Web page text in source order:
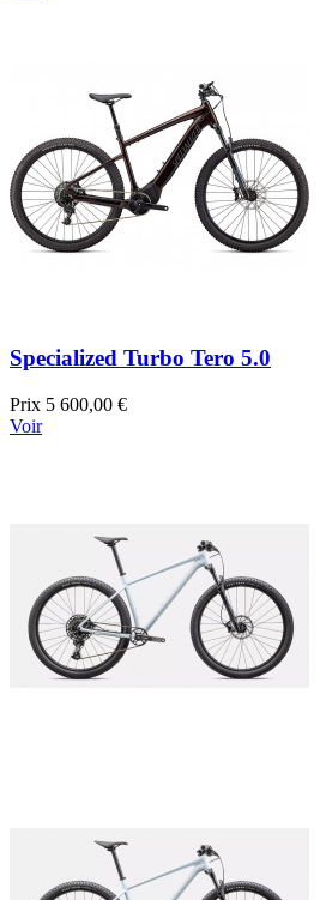
Specialized Turbo Tero 5.0
Prix 5 600,00 €
Voir